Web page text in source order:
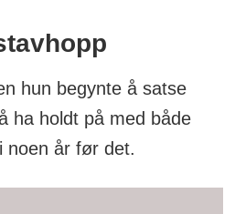
hun begynte å satse
ha holdt på med både
noen år før det.